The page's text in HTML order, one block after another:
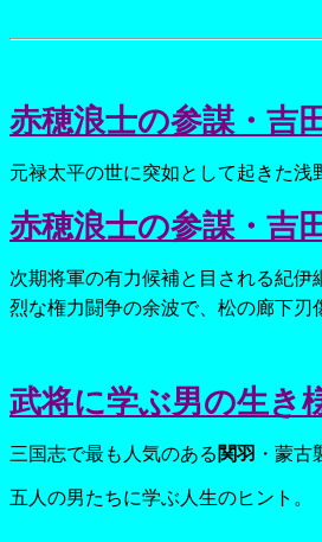
赤穂浪士の参謀・吉
元禄太平の世に突如として起きた浅
赤穂浪士の参謀・吉
次期将軍の有力候補と目される紀
烈な権力闘争の余波で、松の廊下刃
武将に学ぶ男の生き
三国志で最も人気のある 関羽 ・蒙
五人の男たちに学ぶ人生のヒント。